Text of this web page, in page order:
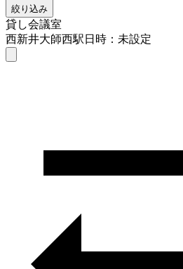
絞り込み
貸し会議室
西新井大師西駅日時：未設定